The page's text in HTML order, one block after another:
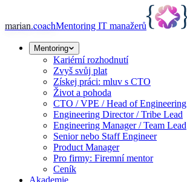
marian.coachMentoring IT manažerů
Mentoring
Kariérní rozhodnutí
Zvyš svůj plat
Získej práci: mluv s CTO
Život a pohoda
CTO / VPE / Head of Engineering
Engineering Director / Tribe Lead
Engineering Manager / Team Lead
Senior nebo Staff Engineer
Product Manager
Pro firmy: Firemní mentor
Ceník
Akademie